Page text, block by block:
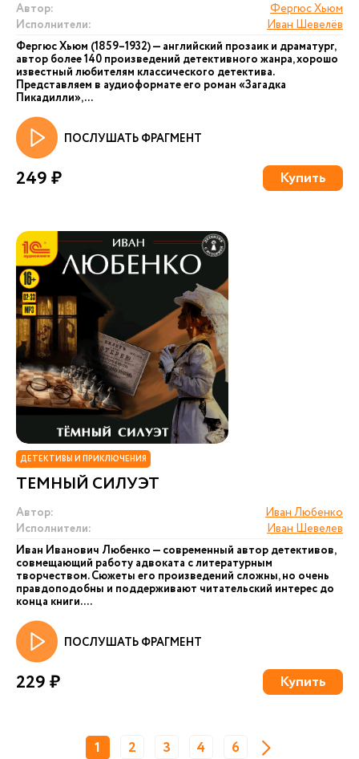
Автор:
Фергюс Хьюм
Исполнители:
Иван Шевелёв
Фергюс Хьюм (1859–1932) — английский прозаик и драматург,
автор более 140 произведений детективного жанра, хорошо
известный любителям классического детектива.
Представляем в аудиоформате его роман «Загадка
Пикадилли», ...
ПОСЛУШАТЬ ФРАГМЕНТ
249 ₽ Купить
ДЕТЕКТИВЫ И ПРИКЛЮЧЕНИЯ
ТЕМНЫЙ СИЛУЭТ
Автор:
Иван Любенко
Исполнители:
Иван Шевелев
Иван Иванович Любенко — современный автор детективов,
совмещающий работу адвоката с литературным
творчеством. Сюжеты его произведений сложны, но очень
правдоподобны и поддерживают читательский интерес до
конца книги. ...
ПОСЛУШАТЬ ФРАГМЕНТ
229 ₽ Купить
1 2 3 4 6